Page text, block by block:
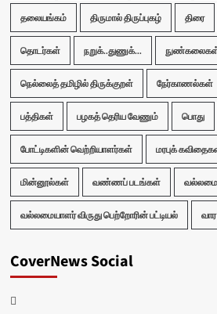
தலையங்கம் திருமால் திருப்புகழ் திரை
தொடர்கள் நறுக்..துணுக்...
நெல்லைத் தமிழில் திருக்குறள் நேர்காணல்கள்
பத்திகள் பழகத் தெரிய வேணும் பொது
போட்டிகளின் வெற்றியாளர்கள் மரபுக்
மின்னூல்கள் வண்ணப் படங்கள்
வல்லமையாளர் விருது பெற்றோரின் பட்டியல்
CoverNews Social
Facebook